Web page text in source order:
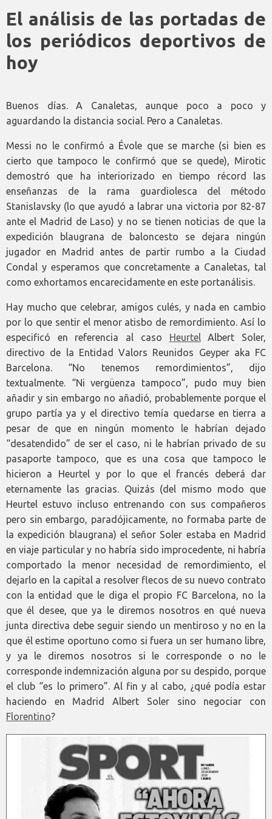
El análisis de las portadas de
los periódicos deportivos de
hoy
Buenos días. A Canaletas, aunque poco a poco y
aguardando la distancia social. Pero a Canaletas.
Messi no le confirmó a Évole que se marche (si bien es
cierto que tampoco le confirmó que se quede), Mirotic
demostró que ha interiorizado en tiempo récord las
enseñanzas de la rama guardiolesca del método
Stanislavsky (lo que ayudó a labrar una victoria por 82-87
ante el Madrid de Laso) y no se tienen noticias de que la
expedición blaugrana de baloncesto se dejara ningún
jugador en Madrid antes de partir rumbo a la Ciudad
Condal y esperamos que concretamente a Canaletas, tal
como exhortamos encarecidamente en este portanálisis.
Hay mucho que celebrar, amigos culés, y nada en cambio
por lo que sentir el menor atisbo de remordimiento. Así lo
especificó en referencia al caso HeurtelAlbert Soler,
directivo de la Entidad Valors Reunidos Geyper aka FC
Barcelona. “No tenemos remordimientos”, dijo
textualmente. “Ni vergüenza tampoco”, pudo muy bien
añadir y sin embargo no añadió, probablemente porque el
grupo partía ya y el directivo temía quedarse en tierra a
pesar de que en ningún momento le habrían dejado
“desatendido” de ser el caso, ni le habrían privado de su
pasaporte tampoco, que es una cosa que tampoco le
hicieron a Heurtel y por lo que el francés deberá dar
eternamente las gracias. Quizás (del mismo modo que
Heurtel estuvo incluso entrenando con sus compañeros
pero sin embargo, paradójicamente, no formaba parte de
la expedición blaugrana) el señor Soler estaba en Madrid
en viaje particular y no habría sido improcedente, ni habría
comportado la menor necesidad de remordimiento, el
dejarlo en la capital a resolver flecos de su nuevo contrato
con la entidad que le diga el propio FC Barcelona, no la
que él desee, que ya le diremos nosotros en qué nueva
junta directiva debe seguir siendo un mentiroso y no en la
que él estime oportuno como si fuera un ser humano libre,
y ya le diremos nosotros si le corresponde o no le
corresponde indemnización alguna por su despido, porque
el club “es lo primero”. Al fin y al cabo, ¿qué podía estar
haciendo en Madrid Albert Soler sino negociar con
Florentino?